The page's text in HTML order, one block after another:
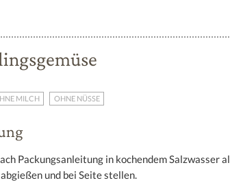
MILCH OHNE NÜSSE
Packungsanleitung in kochendem Salzwasser al
und bei Seite stellen.